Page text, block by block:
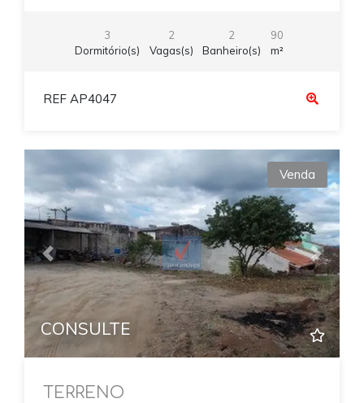
3
Dormitório(s)
2
Vagas(s)
2
Banheiro(s)
90
m²
REF AP4047
Previous Next
Venda
CONSULTE
TERRENO